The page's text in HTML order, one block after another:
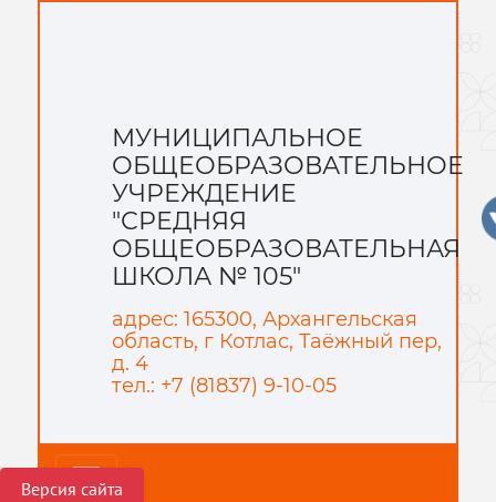
Версия сайта
МУНИЦИПАЛЬНОЕ
ОБЩЕОБРАЗОВАТЕЛЬНОЕ
УЧРЕЖДЕНИЕ
"СРЕДНЯЯ
ОБЩЕОБРАЗОВАТЕЛЬНАЯ
ШКОЛА № 105"
адрес: 165300, Архангельская
область, г Котлас, Таёжный пер,
д. 4
тел.: +7 (81837) 9-10-05